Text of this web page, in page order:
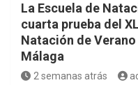
La Escuela de
cuarta prueba del
Natación de
Málaga
2 semanas atrás